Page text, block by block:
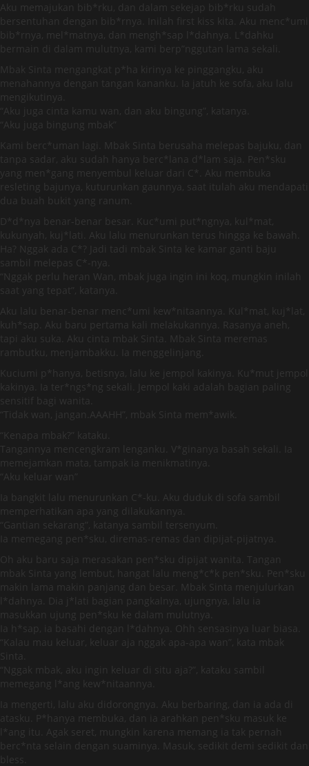
Aku memajukan bib*rku, dan dalam sekejap bib*rku sudah
bersentuhan dengan bib*rnya. Inilah first kiss kita. Aku menc*umi
bib*rnya, mel*matnya, dan mengh*sap l*dahnya. L*dahku
bermain di dalam mulutnya, kami berp”nggutan lama sekali.
Mbak Sinta mengangkat p*ha kirinya ke pinggangku, aku
menahannya dengan tangan kananku. Ia jatuh ke sofa, aku lalu
mengikutinya.
“Aku juga cinta kamu wan, dan aku bingung”, katanya.
“Aku juga bingung mbak”
Kami berc*uman lagi. Mbak Sinta berusaha melepas bajuku, dan
tanpa sadar, aku sudah hanya berc*lana d*lam saja. Pen*sku
yang men*gang menyembul keluar dari C*. Aku membuka
resleting bajunya, kuturunkan gaunnya, saat itulah aku mendapati
dua buah bukit yang ranum.
D*d*nya benar-benar besar. Kuc*umi put*ngnya, kul*mat,
kukunyah, kuj*lati. Aku lalu menurunkan terus hingga ke bawah.
Ha? Nggak ada C*? Jadi tadi mbak Sinta ke kamar ganti baju
sambil melepas C*-nya.
“Nggak perlu heran Wan, mbak juga ingin ini koq, mungkin inilah
saat yang tepat”, katanya.
Aku lalu benar-benar menc*umi kew*nitaannya. Kul*mat, kuj*lat,
kuh*sap. Aku baru pertama kali melakukannya. Rasanya aneh,
tapi aku suka. Aku cinta mbak Sinta. Mbak Sinta meremas
rambutku, menjambakku. Ia menggelinjang.
Kuciumi p*hanya, betisnya, lalu ke jempol kakinya. Ku*mut jempol
kakinya. Ia ter*ngs*ng sekali. Jempol kaki adalah bagian paling
sensitif bagi wanita.
“Tidak wan, jangan.AAAHH”, mbak Sinta mem*awik.
“Kenapa mbak?” kataku.
Tangannya mencengkram lenganku. V*ginanya basah sekali. Ia
memejamkan mata, tampak ia menikmatinya.
“Aku keluar wan”
Ia bangkit lalu menurunkan C*-ku. Aku duduk di sofa sambil
memperhatikan apa yang dilakukannya.
“Gantian sekarang”, katanya sambil tersenyum.
Ia memegang pen*sku, diremas-remas dan dipijat-pijatnya.
Oh aku baru saja merasakan pen*sku dipijat wanita. Tangan
mbak Sinta yang lembut, hangat lalu meng*c*k pen*sku. Pen*sku
makin lama makin panjang dan besar. Mbak Sinta menjulurkan
l*dahnya. Dia j*lati bagian pangkalnya, ujungnya, lalu ia
masukkan ujung pen*sku ke dalam mulutnya.
Ia h*sap, ia basahi dengan l*dahnya. Ohh sensasinya luar biasa.
“Kalau mau keluar, keluar aja nggak apa-apa wan”, kata mbak
Sinta.
“Nggak mbak, aku ingin keluar di situ aja?”, kataku sambil
memegang l*ang kew*nitaannya.
Ia mengerti, lalu aku didorongnya. Aku berbaring, dan ia ada di
atasku. P*hanya membuka, dan ia arahkan pen*sku masuk ke
l*ang itu. Agak seret, mungkin karena memang ia tak pernah
berc*nta selain dengan suaminya. Masuk, sedikit demi sedikit dan
bless.